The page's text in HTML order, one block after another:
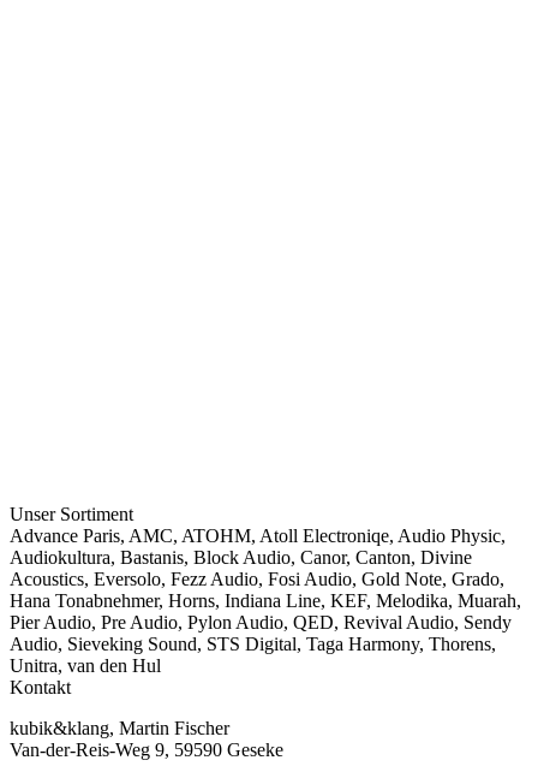
Unser Sortiment
Advance Paris, AMC, ATOHM, Atoll Electroniqe, Audio Physic,
Audiokultura, Bastanis, Block Audio, Canor, Canton, Divine
Acoustics, Eversolo, Fezz Audio, Fosi Audio, Gold Note, Grado,
Hana Tonabnehmer, Horns, Indiana Line, KEF, Melodika, Muarah,
Pier Audio, Pre Audio, Pylon Audio, QED, Revival Audio, Sendy
Audio, Sieveking Sound, STS Digital, Taga Harmony, Thorens,
Unitra, van den Hul
Kontakt
kubik&klang, Martin Fischer
Van-der-Reis-Weg 9, 59590 Geseke